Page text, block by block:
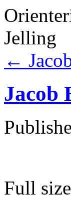
Jelling
←
Jacob
Full